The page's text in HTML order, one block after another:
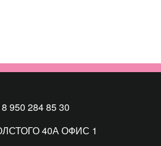
950 284 85 30
40А ОФИС 1